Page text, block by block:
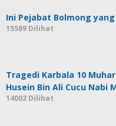
Ini Pejabat Bolmong
15589 Dilihat
Tragedi Karbala 10
Husein Bin Ali Cucu Nabi
14002 Dilihat